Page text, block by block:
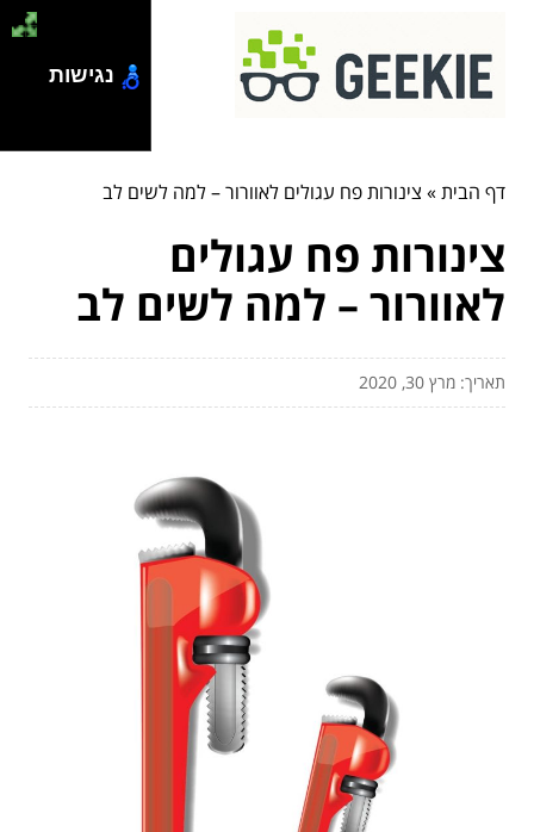
דף הבית» צינורות פח עגולים לאוורור – למה לשים לב
צינורות פח עגולים
לאוורור – למה לשים לב
תאריך: מרץ 30, 2020
נגישות